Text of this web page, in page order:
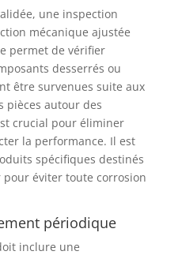
une inspection
mécanique ajustée
permet de vérifier
desserrés ou
être survenues suite aux
pièces autour des
crucial pour éliminer
la performance. Il est
spécifiques destinés
pour éviter toute corrosion
périodique
inclure une